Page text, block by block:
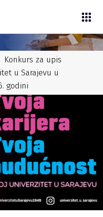
Konkurs za upis
u Sarajevu u
godini